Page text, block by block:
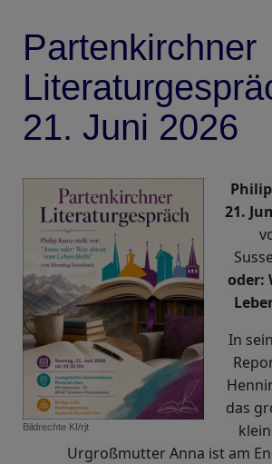
Partenkirchner
21. Juni 2026
Bildrechte KI/rjt
21.
oder:
In
das
Urgroßmutter Anna ist am